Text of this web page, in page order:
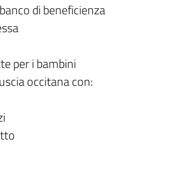
di beneficienza
per i bambini
occitana con: